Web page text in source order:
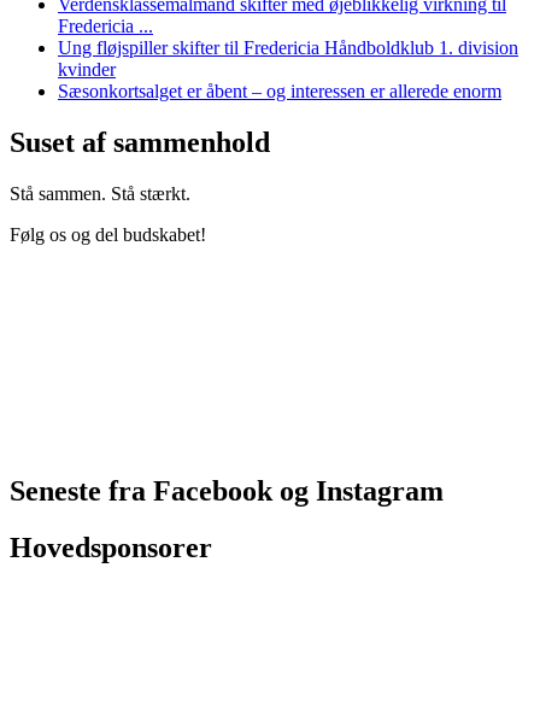
Verdensklassemålmand skifter med øjeblikkelig virkning til
Fredericia ...
Ung fløjspiller skifter til Fredericia Håndboldklub 1. division
kvinder
Sæsonkortsalget er åbent – og interessen er allerede enorm
Suset af sammenhold
Stå sammen. Stå stærkt.
Følg os og del budskabet!
Seneste fra Facebook og Instagram
Hovedsponsorer